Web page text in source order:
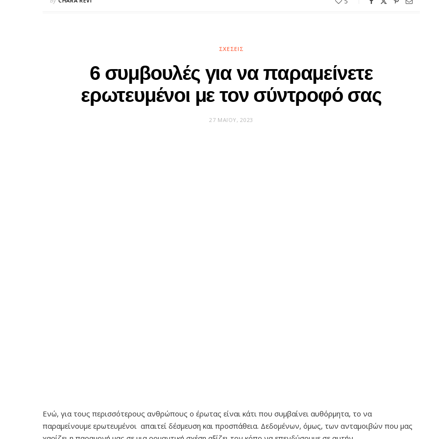
ΣΧΈΣΕΙΣ
6 συμβουλές για να παραμείνετε
ερωτευμένοι με τον σύντροφό σας
27 ΜΑΪ́ΟΥ, 2023
Ενώ, για τους περισσότερους ανθρώπους ο έρωτας είναι κάτι που συμβαίνει αυθόρμητα, το να
παραμείνουμε ερωτευμένοι απαιτεί δέσμευση και προσπάθεια. Δεδομένων, όμως, των ανταμοιβών που μας